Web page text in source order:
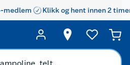
medlem Klikk og hent innen 2